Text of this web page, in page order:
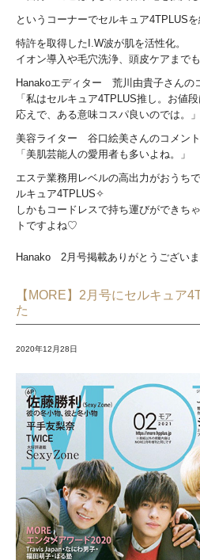
というコーナーでセルキュア4TPLUS
特許を取得したI.W波が肌を活性化。
イオン導入や毛穴洗浄、頭皮ケアまでも
Hanakoエディター 荒川由貴子さんの
「私はセルキュア4TPLUS推し。お値
応えで、ある意味コスパ良いのでは。」
美容ライター 谷口絵美さんのコメント
「美肌芸能人の愛用者も多いよね。」
エステ業務用レベルの高出力がおうち
ルキュア4TPLUS✧
しかもコードレスで持ち運びができち
トですよね♡
Hanako 2月号掲載ありがとうございま
【MORE】2月号にセルキュア
た
2020年12月28日